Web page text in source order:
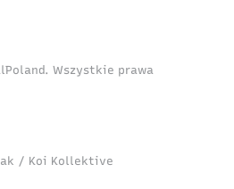
Wszystkie prawa
/ Koi Kollektive